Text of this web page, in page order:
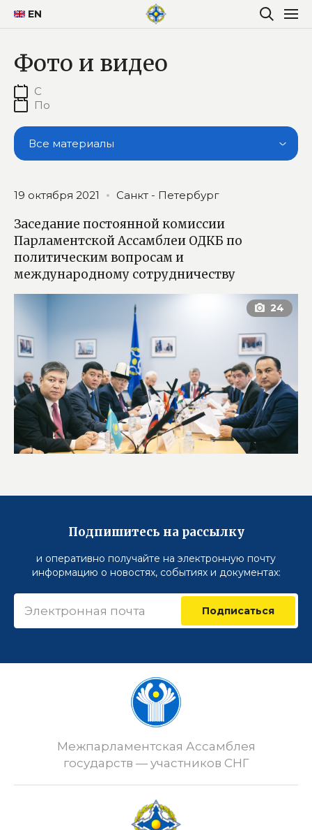
EN
Фото и видео
Все материалы
19 октября 2021 Санкт - Петербург
Заседание постоянной комиссии
Парламентской Ассамблеи ОДКБ по
политическим вопросам и
международному сотрудничеству
Подпишитесь на рассылку
и оперативно получайте на электронную почту
информацию о новостях, событиях и документах:
Подписаться
Межпарламентская Ассамблея
государств — участников СНГ